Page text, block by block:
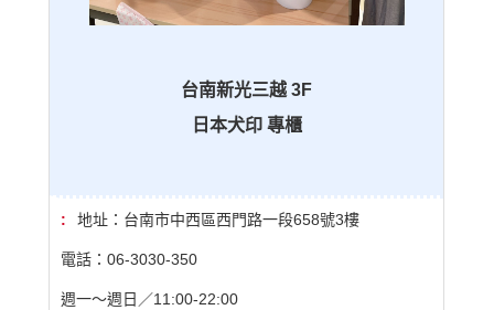
台南新光三越 3F
日本犬印專櫃
地址：台南市中西區西門路一段658號3樓
電話：06-3030-350
週一〜週日／11:00-22:00